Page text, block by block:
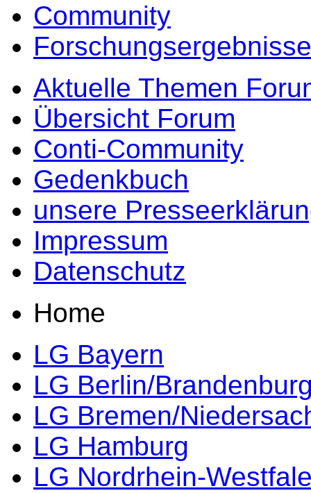
Community
Aktuelle Themen
Übersicht Forum
Conti-Community
Gedenkbuch
unsere
Impressum
Datenschutz
Home
LG Bayern
LG Berlin/
LG Bremen/
LG Hamburg
LG Nordrhein-